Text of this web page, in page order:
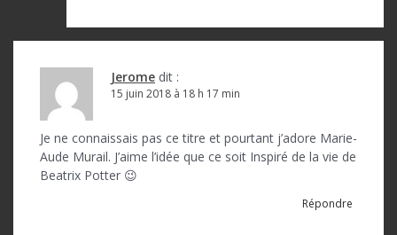
Jerome dit :
15 juin 2018 à 18 h 17 min
Je ne connaissais pas ce titre et pourtant j’adore Marie-
Aude Murail. J’aime l’idée que ce soit Inspiré de la vie de
Beatrix Potter 😉
Répondre